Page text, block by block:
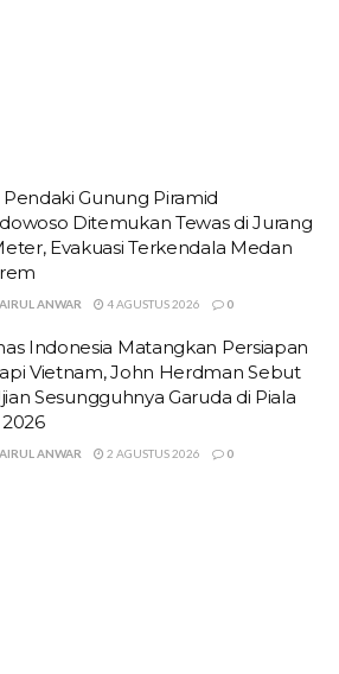
Gunung Piramid
Ditemukan Tewas di Jurang
Evakuasi Terkendala Medan
ANWAR 4 AGUSTUS 2026 0
Indonesia Matangkan Persiapan
Vietnam, John Herdman Sebut
Sesungguhnya Garuda di Piala
ANWAR 2 AGUSTUS 2026 0